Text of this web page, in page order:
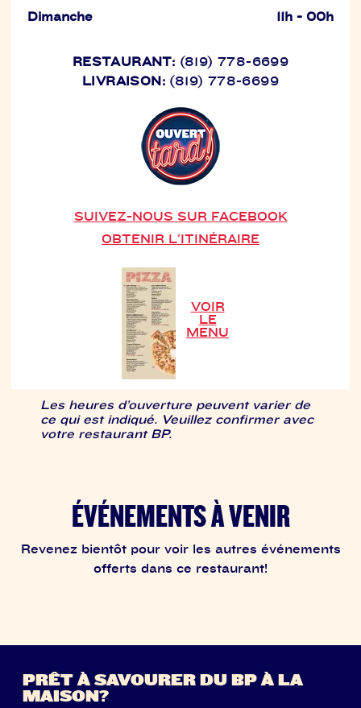
Dimanche
11h - 00h
SUIVEZ-NOUS SUR FACEBOOK
OBTENIR L'ITINÉRAIRE
VOIR
LE
MENU
RESTAURANT: (819) 778-6699
LIVRAISON: (819) 778-6699
Les heures d’ouverture peuvent varier de
ce qui est indiqué. Veuillez confirmer avec
votre restaurant BP.
ÉVÉNEMENTS À VENIR
Revenez bientôt pour voir les autres événements
offerts dans ce restaurant!
PRÊT À SAVOURER DU BP À LA
MAISON?